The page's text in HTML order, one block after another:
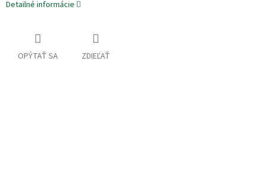
Detailné informácie
OPÝTAŤ SA ZDIEĽAŤ